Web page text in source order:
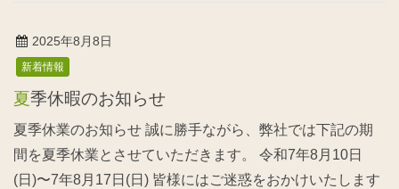
n
2025年8月8日
新着情報
夏季休暇のお知らせ
夏季休業のお知らせ 誠に勝手ながら、弊社では下記の期
間を夏季休業とさせていただきます。 令和7年8月10日
(日)〜7年8月17日(日) 皆様にはご迷惑をおかけいたします